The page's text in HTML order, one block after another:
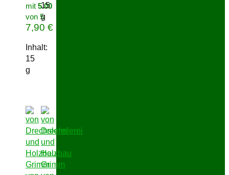
mit5.00
von 5
7,90€
Inhalt:
15
g
15
g